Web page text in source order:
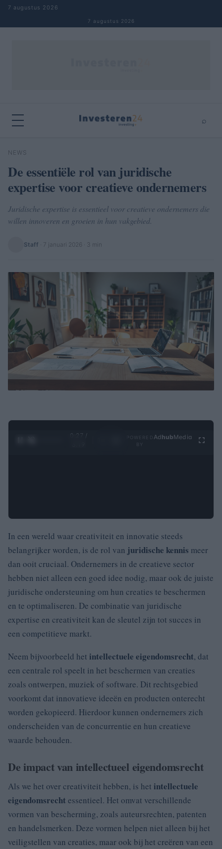
Naar inhoud springen
7 augustus 2026
7 augustus 2026
⌕
Zoeken
NEWS
De essentiële rol van juridische
expertise voor creatieve ondernemers
Juridische expertise is essentieel voor creatieve ondernemers die
willen innoveren en groeien in hun vakgebied.
Staff 7 januari 2026 · 3 min
0:27 /
Ad hubMedia
In een wereld waar creativiteit en innovatie steeds
belangrijker worden, is de rol van juridische kennis meer
dan ooit cruciaal. Ondernemers in de creatieve sector
hebben niet alleen een goed idee nodig, maar ook de juiste
juridische ondersteuning om hun creaties te beschermen
en te optimaliseren. De combinatie van juridische
expertise en creativiteit kan de sleutel zijn tot succes in
een competitieve markt.
Neem bijvoorbeeld het intellectuele eigendomsrecht, dat
een centrale rol speelt in het beschermen van creaties
zoals ontwerpen, muziek of software. Dit rechtsgebied
voorkomt dat innovatieve ideeën en producten onterecht
worden gekopieerd. Hierdoor kunnen ondernemers zich
onderscheiden van de concurrentie en hun creatieve
waarde behouden.
De impact van intellectueel eigendomsrecht
Als we het over creativiteit hebben, is het intellectuele
eigendomsrecht essentieel. Het omvat verschillende
vormen van bescherming, zoals auteursrechten, patenten
en handelsmerken. Deze vormen helpen niet alleen bij het
veiligstellen van creaties, maar ook bij het creëren van een